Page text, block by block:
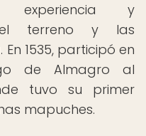
experiencia y
el terreno y las
1535, participó en
de Almagro al
tuvo su primer
mapuches.